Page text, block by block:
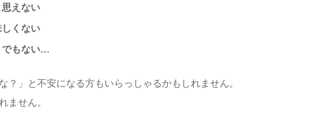
思えない
しくない
でもない…
？」と不安になる方もいらっしゃるかもしれません。
ません。